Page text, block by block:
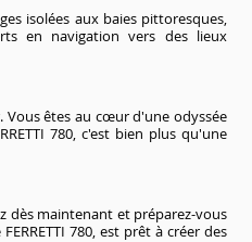
isolées aux baies pittoresques,
en navigation vers des lieux
Vous êtes au cœur d'une odyssée
780, c'est bien plus qu'une
dès maintenant et préparez-vous
780, est prêt à créer des